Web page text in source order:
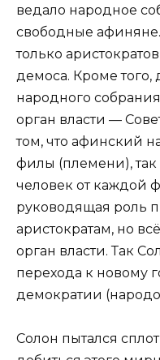
ведало народное
свободные
только
демоса. Кроме
народного
орган влас­ти —
том, что афинский
филы (племени), так
человек от каждой
руководящая роль
аристократам, но
орган власти. Так
перехода к новому
демократии
Солон пытался